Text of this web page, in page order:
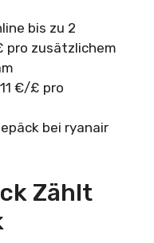
bis zu 2
pro zusätzlichem
€/£ pro
Zählt